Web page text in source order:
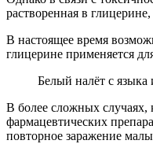
растворенная в
В настоящее время
глицерине применяется
Белый налёт с языка
В более сложных случаях,
фармацевтических
повторное заражение